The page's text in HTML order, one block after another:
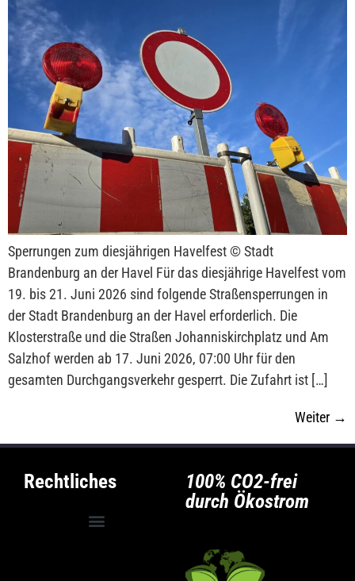
Sperrungen zum diesjährigen Havelfest © Stadt
Brandenburg an der Havel Für das diesjährige Havelfest vom
19. bis 21. Juni 2026 sind folgende Straßensperrungen in
der Stadt Brandenburg an der Havel erforderlich. Die
Klosterstraße und die Straßen Johanniskirchplatz und Am
Salzhof werden ab 17. Juni 2026, 07:00 Uhr für den
gesamten Durchgangsverkehr gesperrt. Die Zufahrt ist […]
Weiter →
Rechtliches
100% CO2-frei
durch Ökostrom